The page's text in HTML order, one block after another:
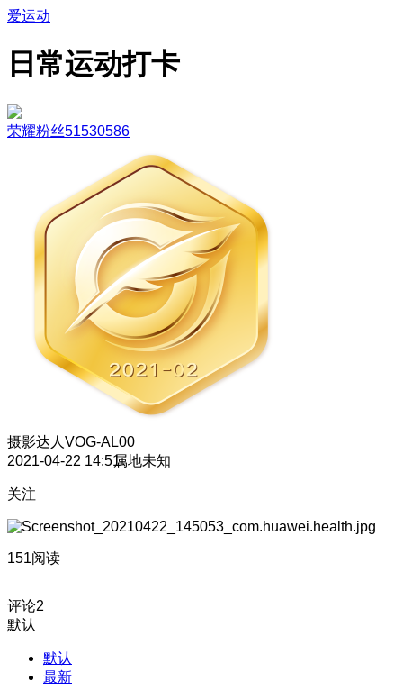
爱运动
日常运动打卡
荣耀粉丝51530586
摄影达人 VOG-AL00
2021-04-22 14:51属地未知
关注
151阅读
评论2
默认
默认
最新